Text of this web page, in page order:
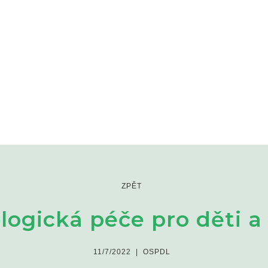
ZPĚT
péče pro děti a
11/7/2022 | OSPDL